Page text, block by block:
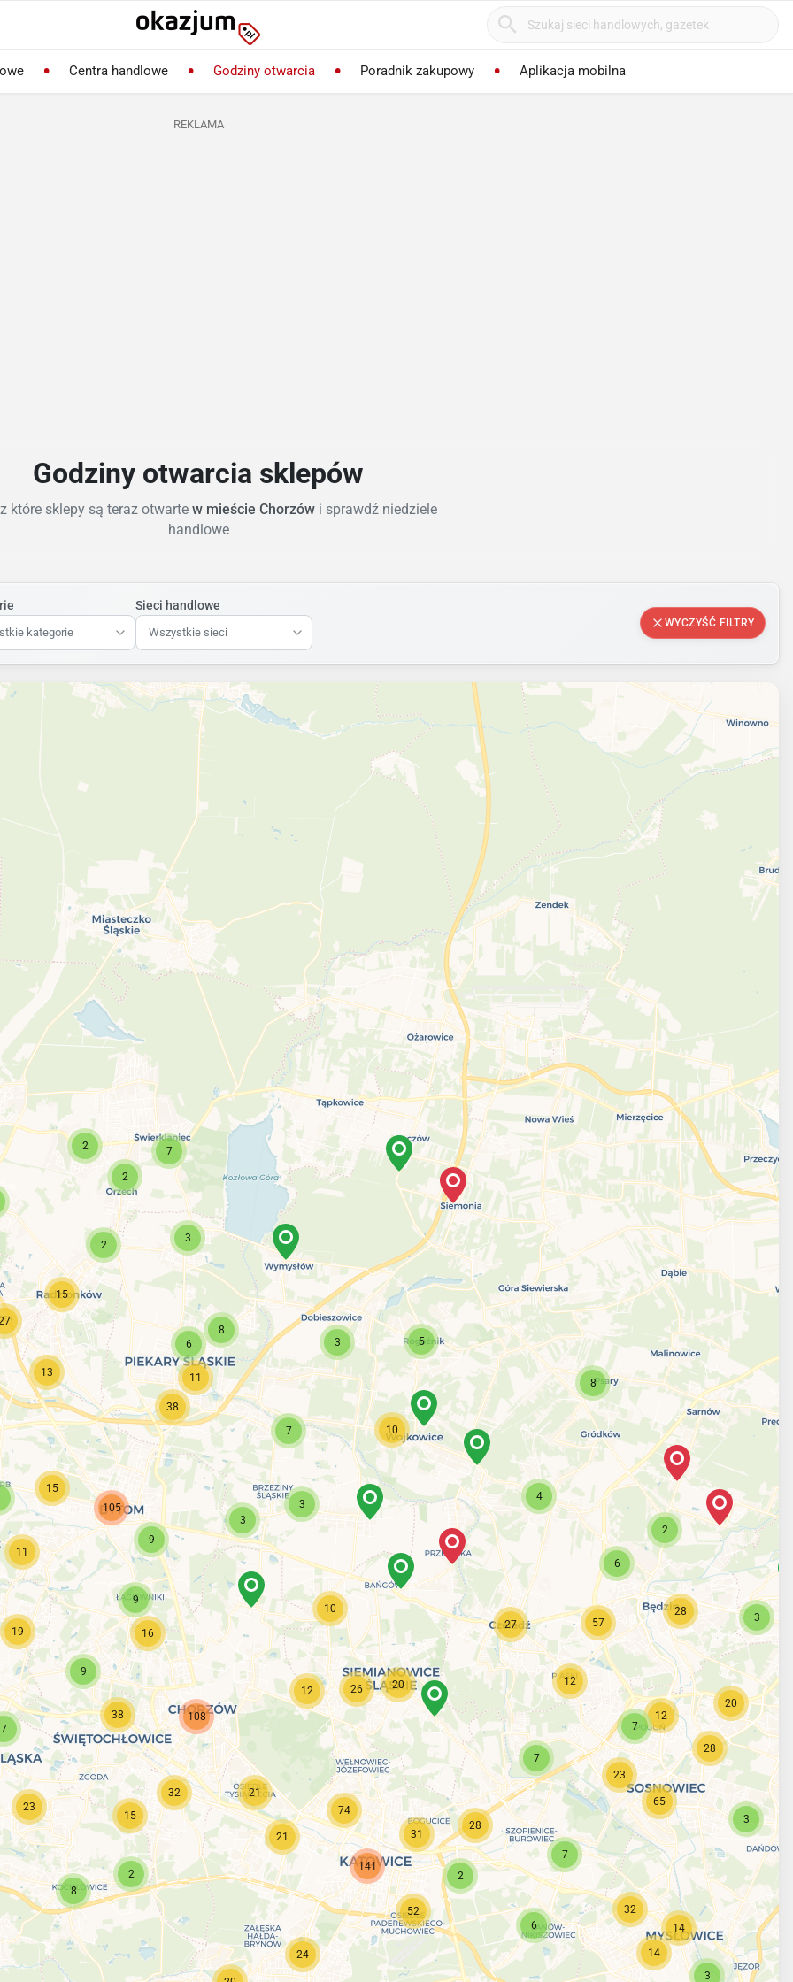
Centra handlowe Godziny otwarcia Poradnik zakupowy Aplikacja mobilna
REKLAMA
Godziny otwarcia sklepów
które sklepy są teraz otwartew mieście Chorzów i sprawdź niedziele
handlowe
kategorie
Sieci handlowe
Wszystkie sieci
WYCZYŚĆ FILTRY
9
32
9
15
10
9
21
3
2
7
19
20
3
23
8
11
15
7
24
2
11
27
10
13
6
8
12
3
4
7
5
6
15
6
23
7
3
2
2
65
8
28
2
14
2 7
14
3
3
108
16
38
21
12 26
74
105
141
31
38
52
28
7
57
12
32
28
20
3